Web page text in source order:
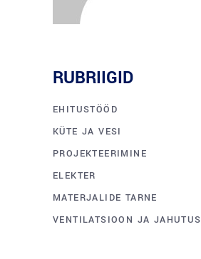
RUBRIIGID
EHITUSTÖÖD
KÜTE JA VESI
PROJEKTEERIMINE
ELEKTER
MATERJALIDE TARNE
VENTILATSIOON JA JAHUTUS